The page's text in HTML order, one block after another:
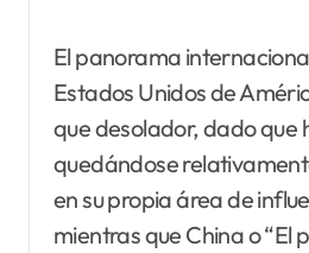
El panorama
Estados Unidos de
que desolador, dado que
quedándose
en su propia área de
mientras que China o “El